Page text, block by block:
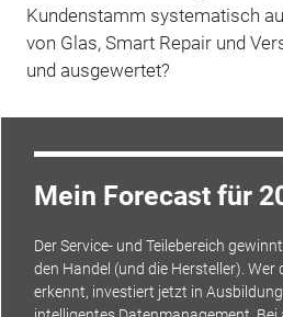
Kundenstamm systematisch
von Glas, Smart Repair und
und ausgewertet?
Mein Forecast für
Der Service- und Teilebereich
den Handel (und die Hersteller). Wer
erkennt, investiert jetzt in